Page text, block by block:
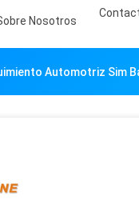
Nosotros
Automotriz Sim